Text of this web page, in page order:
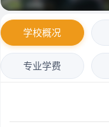
学校概况
专业学费